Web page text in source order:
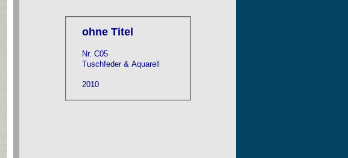
ohne Titel
Nr. C05
Tuschfeder & Aquarell
2010